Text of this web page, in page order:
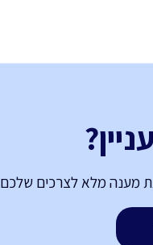
מענה מלא לצרכים שלכם